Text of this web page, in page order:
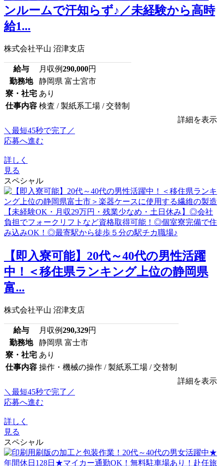
ンルームで汗知らず♪／未経験から高時
給1...
株式会社平山 沼津支店
給与 月収例290,000円
勤務地
静岡県 富士宮市
寮・社宅 あり
仕事内容 検査 / 製紙系工場 / 交替制
詳細を表示
＼最短45秒で完了／
応募へ進む
詳しく
見る
スペシャル
【即入寮可能】20代～40代の男性活躍
中！＜移住県ランキング上位の静岡県
富...
株式会社平山 沼津支店
給与 月収例290,329円
勤務地
静岡県 富士市
寮・社宅 あり
仕事内容 操作・機械の操作 / 製紙系工場 / 交替制
詳細を表示
＼最短45秒で完了／
応募へ進む
詳しく
見る
スペシャル